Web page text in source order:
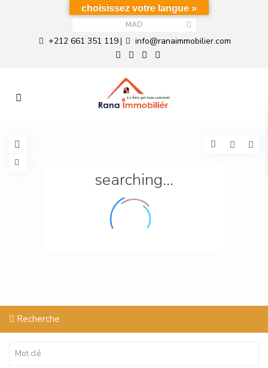
MAD
+212 661 351 119| info@ranaimmobilier.com
searching...
Recherche
choisissez votre langue »